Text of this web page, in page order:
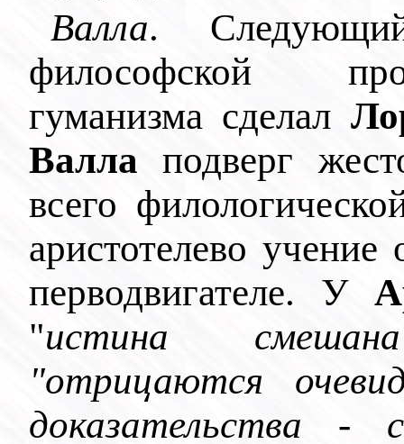
Валла.
философской
гуманизма сделал
Валла подверг
всего
аристотелево
перводвигателе. У
"истина
"отрицаются
доказательства -